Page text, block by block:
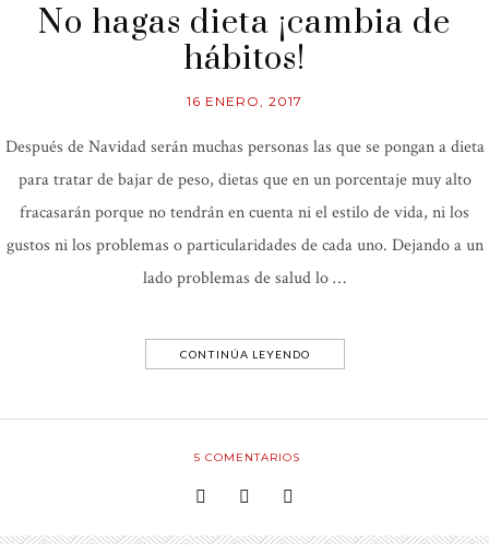
No hagas dieta ¡cambia de
hábitos!
16 ENERO, 2017
Después de Navidad serán muchas personas las que se pongan a dieta
para tratar de bajar de peso, dietas que en un porcentaje muy alto
fracasarán porque no tendrán en cuenta ni el estilo de vida, ni los
gustos ni los problemas o particularidades de cada uno. Dejando a un
lado problemas de salud lo …
CONTINÚA LEYENDO
5 COMENTARIOS